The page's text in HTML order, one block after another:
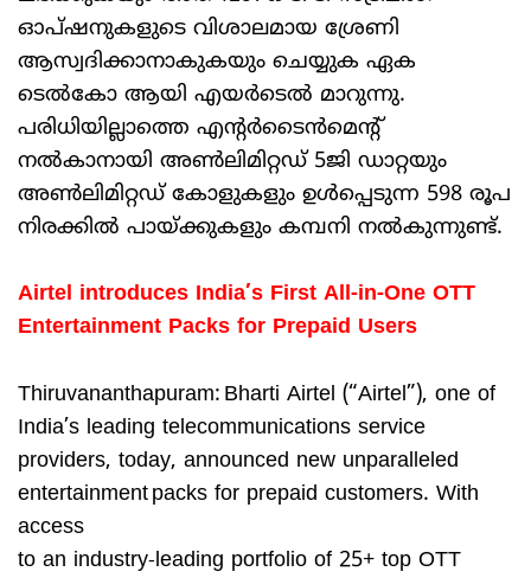
ഓപ്ഷനുകളുടെ വിശാലമായ ശ്രേണി
ആസ്വദിക്കാനാകുകയും ചെയ്യുക ഏക
ടെൽകോ ആയി എയർടെൽ മാറുന്നു.
പരിധിയില്ലാത്തെ എന്റർടൈൻമെന്റ്
നൽകാനായി അൺലിമിറ്റഡ് 5ജി ഡാറ്റയും
അൺലിമിറ്റഡ് കോളുകളും ഉൾപ്പെടുന്ന 598 രൂപ
നിരക്കിൽ പായ്ക്കുകളും കമ്പനി നൽകുന്നുണ്ട്.
Airtel introduces India’s First All-in-One OTT
Entertainment Packs for Prepaid Users
Thiruvananthapuram: Bharti Airtel (“Airtel”), one of
India’s leading telecommunications service
providers, today, announced new unparalleled
entertainment packs for prepaid customers. With
access
to an industry-leading portfolio of 25+ top OTT